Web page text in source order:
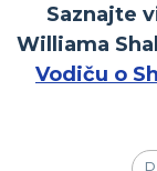
Saznajte
Williama
Vodiču o